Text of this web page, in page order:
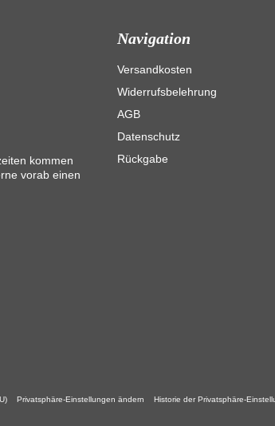
kommen
vorab einen
Navigation
Versandkosten
Widerrufsbelehrung
AGB
Datenschutz
Rückgabe
Privatsphäre-Einstellungen ändern Historie der Privatsphäre-